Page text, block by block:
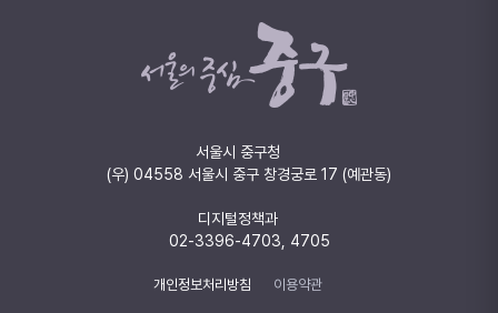
서울시 중구청
(우) 04558 서울시 중구 창경궁로 17 (예관동)
디지털정책과
02-3396-4703, 4705
개인정보처리방침 이용약관